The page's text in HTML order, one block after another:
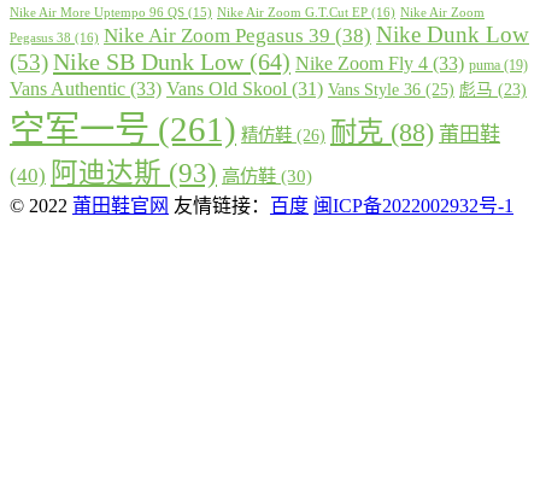
Nike Air More Uptempo 96 QS (15) Nike Air Zoom G.T.Cut EP (16) Nike Air Zoom
Pegasus 38 (16) Nike Air Zoom Pegasus 39 (38) Nike Dunk Low
(53)Nike SB Dunk Low(64) Nike Zoom Fly 4 (33) puma (19)
Vans Authentic (33) Vans Old Skool (31) Vans Style 36 (25) 彪马 (23)
空军一号 (261) 精仿鞋 (26) 耐克 (88) 莆田鞋
(40) 阿迪达斯 (93) 高仿鞋 (30)
© 2022 莆田鞋官网 友情链接： 百度 闽ICP备2022002932号-1